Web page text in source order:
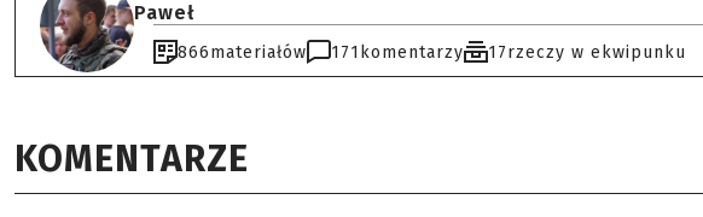
Paweł
866materiałów 171 komentarzy 17rzeczy w ekwipunku
KOMENTARZE